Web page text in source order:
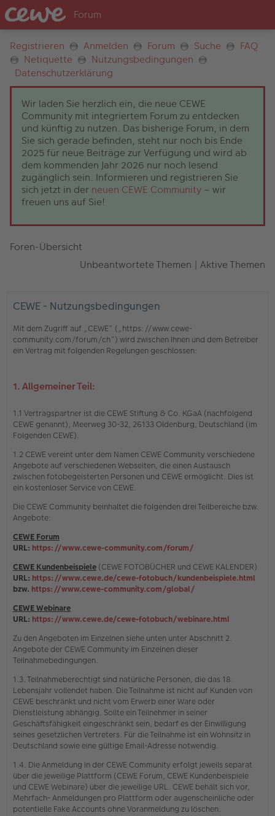
Registrieren Anmelden Forum Suche
FAQ
Netiquette
Nutzungsbedingungen
Datenschutzerklärung
Wir laden Sie herzlich ein, die neue CEWE
Community mit integriertem Forum zu entdecken
und künftig zu nutzen. Das bisherige Forum, in dem
Sie sich gerade befinden, steht nur noch bis Ende
2025 für neue Beiträge zur Verfügung und wird ab
dem kommenden Jahr 2026 nur noch lesend
zugänglich sein. Informieren und registrieren Sie
sich jetzt in der neuen CEWE Community – wir
freuen uns auf Sie!
Foren-Übersicht
Unbeantwortete Themen | Aktive Themen
CEWE - Nutzungsbedingungen
Mit dem Zugriff auf „CEWE“ („https://www.cewe-
community.com/forum/ch“) wird zwischen Ihnen und dem Betreiber
ein Vertrag mit folgenden Regelungen geschlossen:
1. Allgemeiner Teil:
1.1 Vertragspartner ist die CEWE Stiftung & Co. KGaA (nachfolgend
CEWE genannt), Meerweg 30-32, 26133 Oldenburg, Deutschland (im
Folgenden CEWE).
1.2 CEWE vereint unter dem Namen CEWE Community verschiedene
Angebote auf verschiedenen Webseiten, die einen Austausch
zwischen fotobegeisterten Personen und CEWE ermöglicht. Dies ist
ein kostenloser Service von CEWE.
Die CEWE Community beinhaltet die folgenden drei Teilbereiche bzw.
Angebote:
CEWE Forum
URL: https://www.cewe-community.com/forum/
CEWE Kundenbeispiele (CEWE FOTOBÜCHER und CEWE KALENDER)
URL: https://www.cewe.de/cewe-fotobuch/kundenbeispiele.html
bzw. https://www.cewe-community.com/global/
CEWE Webinare
URL: https://www.cewe.de/cewe-fotobuch/webinare.html
Zu den Angeboten im Einzelnen siehe unten unter Abschnitt 2.
Angebote der CEWE Community im Einzelnen dieser
Teilnahmebedingungen.
1.3. Teilnahmeberechtigt sind natürliche Personen, die das 18.
Lebensjahr vollendet haben. Die Teilnahme ist nicht auf Kunden von
CEWE beschränkt und nicht vom Erwerb einer Ware oder
Dienstleistung abhängig. Sollte ein Teilnehmer in seiner
Geschäftsfähigkeit eingeschränkt sein, bedarf es der Einwilligung
seines gesetzlichen Vertreters. Für die Teilnahme ist ein Wohnsitz in
Deutschland sowie eine gültige Email-Adresse notwendig.
1.4. Die Anmeldung in der CEWE Community erfolgt jeweils separat
über die jeweilige Plattform (CEWE Forum, CEWE Kundenbeispiele
und CEWE Webinare) über die jeweilige URL. CEWE behält sich vor,
Mehrfach- Anmeldungen pro Plattform oder augenscheinliche oder
potentielle Fake Accounts ohne Voranmeldung zu löschen.